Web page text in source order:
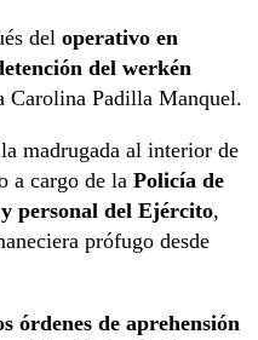
del operativo en
del werkén
Carolina Padilla Manquel.
madrugada al interior de
a cargo de la Policía de
personal del Ejército,
prófugo desde
órdenes de aprehensión